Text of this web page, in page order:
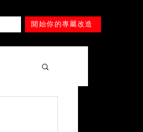
開始你的專屬改造